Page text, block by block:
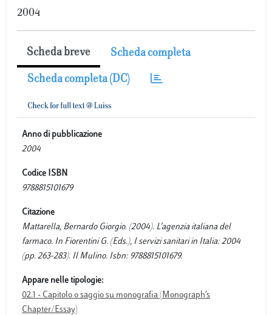
2004
Scheda breve Scheda completa
Scheda completa (DC)
Anno di pubblicazione
2004
Codice ISBN
9788815101679
Citazione
Mattarella, Bernardo Giorgio. (2004). L’agenzia italiana del
farmaco. In Fiorentini G. (Eds.), I servizi sanitari in Italia: 2004
(pp. 263-283). Il Mulino. Isbn: 9788815101679.
Appare nelle tipologie:
02.1 - Capitolo o saggio su monografia (Monograph’s
Chapter/Essay)